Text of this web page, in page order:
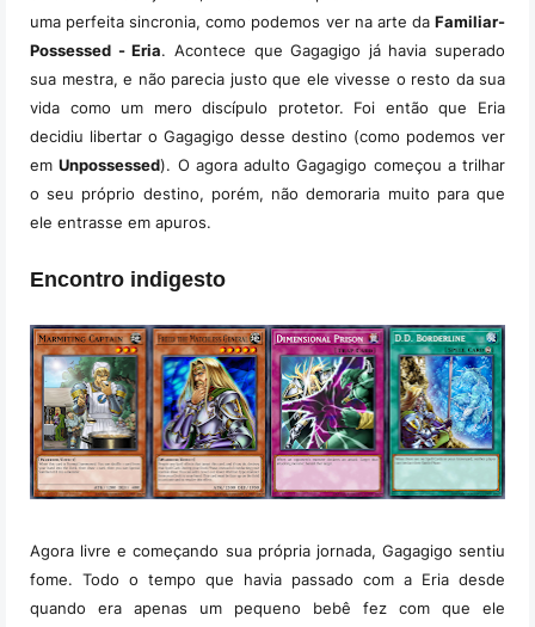
uma perfeita sincronia, como podemos ver na arte da Familiar-
Possessed - Eria. Acontece que Gagagigo já havia superado
sua mestra, e não parecia justo que ele vivesse o resto da sua
vida como um mero discípulo protetor. Foi então que Eria
decidiu libertar o Gagagigo desse destino (como podemos ver
emUnpossessed). O agora adulto Gagagigo começou a trilhar
o seu próprio destino, porém, não demoraria muito para que
ele entrasse em apuros.
Encontro indigesto
Agora livre e começando sua própria jornada, Gagagigo sentiu
fome. Todo o tempo que havia passado com a Eria desde
quando era apenas um pequeno bebê fez com que ele